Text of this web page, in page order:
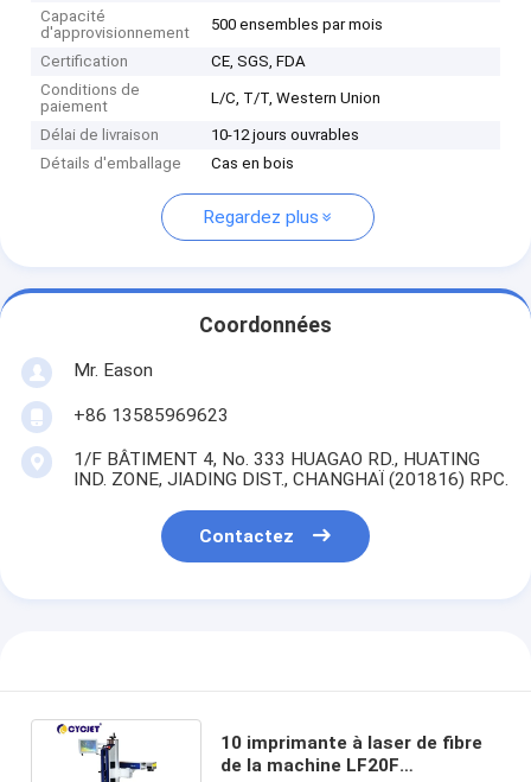
Capacité
d'approvisionnement
500 ensembles par mois
Certification
CE, SGS, FDA
Conditions de
paiement
L/C, T/T, Western Union
Délai de livraison
10-12 jours ouvrables
Détails d'emballage
Cas en bois
Regardez plus
Coordonnées
Mr. Eason
+86 13585969623
1/F BÂTIMENT 4, No. 333 HUAGAO RD., HUATING
IND. ZONE, JIADING DIST., CHANGHAÏ (201816) RPC.
Contactez
10 imprimante à laser de fibre
de la machine LF20F